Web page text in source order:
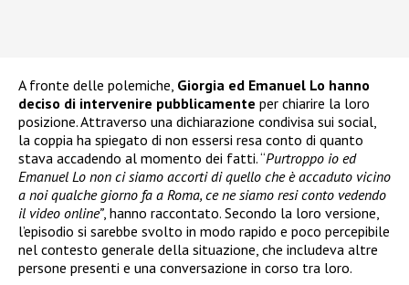
A fronte delle polemiche, Giorgia ed Emanuel Lo hanno
deciso di intervenire pubblicamente per chiarire la loro
posizione. Attraverso una dichiarazione condivisa sui social,
la coppia ha spiegato di non essersi resa conto di quanto
stava accadendo al momento dei fatti. “Purtroppo io ed
Emanuel Lo non ci siamo accorti di quello che è accaduto vicino
a noi qualche giorno fa a Roma, ce ne siamo resi conto vedendo
il video online”, hanno raccontato. Secondo la loro versione,
l’episodio si sarebbe svolto in modo rapido e poco percepibile
nel contesto generale della situazione, che includeva altre
persone presenti e una conversazione in corso tra loro.